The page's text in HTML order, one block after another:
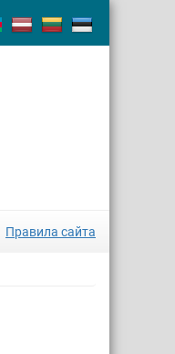
Правила сайта